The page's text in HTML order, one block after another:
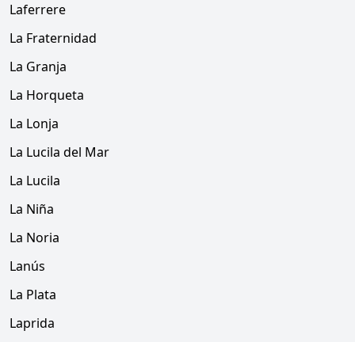
Laferrere
La Fraternidad
La Granja
La Horqueta
La Lonja
La Lucila del Mar
La Lucila
La Niña
La Noria
Lanús
La Plata
Laprida